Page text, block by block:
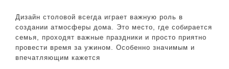
стиле:
элегантность
и
Дизайн столовой всегда играет важную роль в
создании атмосферы дома. Это место, где собирается
семья, проходят важные праздники и просто приятно
провести время за ужином. Особенно значимым и
впечатляющим кажется